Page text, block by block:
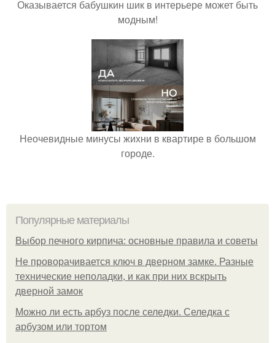
Оказывается бабушкин шик в интерьере может быть
модным!
Неочевидные минусы жихни в квартире в большом
городе.
Популярные материалы
Выбор печного кирпича: основные правила и советы
Не проворачивается ключ в дверном замке. Разные
технические неполадки, и как при них вскрыть
дверной замок
Можно ли есть арбуз после селедки. Селедка с
арбузом или тортом